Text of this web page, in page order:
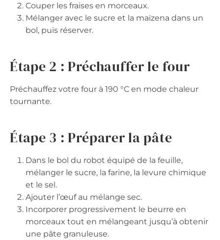
Couper les fraises en morceaux.
Mélanger avec le sucre et la maïzena dans un
bol, puis réserver.
Étape 2 : Préchauffer le four
Préchauffez votre four à 190 °C en mode chaleur
tournante.
Étape 3 : Préparer la pâte
Dans le bol du robot équipé de la feuille,
mélanger le sucre, la farine, la levure chimique
et le sel.
Ajouter l’œuf au mélange sec.
Incorporer progressivement le beurre en
morceaux tout en mélangeant jusqu’à obtenir
une pâte granuleuse.